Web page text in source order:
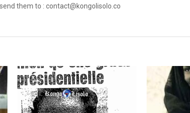
them to : contact@kongolisolo.co